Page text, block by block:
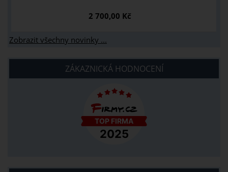
2 700,00 Kč
Zobrazit všechny novinky ...
ZÁKAZNICKÁ HODNOCENÍ